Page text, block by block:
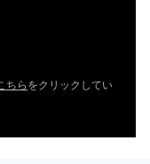
ちら をクリックしてい